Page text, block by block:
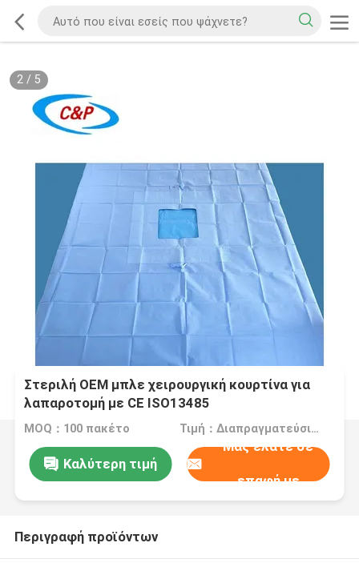
2/ 5
Στεριλή OEM μπλε χειρουργική κουρτίνα για
λαπαροτομή με CE ISO13485
MOQ：100 πακέτο Τιμή：Διαπραγματεύσιμα
Καλύτερη τιμή
Μας ελάτε σε
επαφή με
Περιγραφή προϊόντων